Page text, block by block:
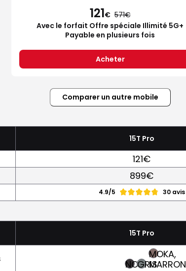
121€ 571
Avec le forfait Offre spéciale Illimité 5G+
Payable en plusieurs fois
Acheter
Comparer un autre mobile
15T Pro
121€
899€
4.9/5 30 avis
15T Pro
NOIRGRIS
MOKA,
MARRON